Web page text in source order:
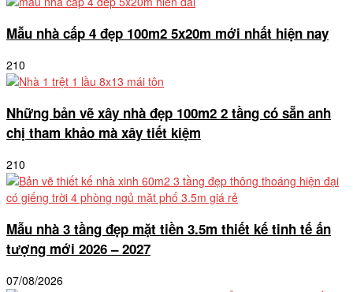
Mẫu nhà cấp 4 đẹp 100m2 5x20m mới nhất hiện nay
210
Những bản vẽ xây nhà đẹp 100m2 2 tầng có sẵn anh
chị tham khảo mà xây tiết kiệm
210
Mẫu nhà 3 tầng đẹp mặt tiền 3.5m thiết kế tinh tế ấn
tượng mới 2026 – 2027
07/08/2026